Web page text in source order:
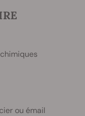
ou émail